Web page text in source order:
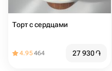
Торт с сердцами️
4.95464 27 930֏